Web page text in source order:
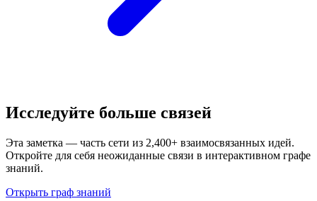
Исследуйте больше связей
Эта заметка — часть сети из 2,400+ взаимосвязанных идей.
Откройте для себя неожиданные связи в интерактивном графе
знаний.
Открыть граф знаний